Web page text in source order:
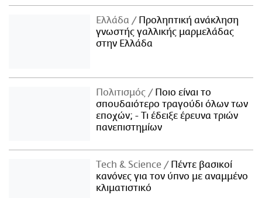
Ελλάδα
Προληπτική ανάκληση
γνωστής γαλλικής μαρμελάδας
στην Ελλάδα
Πολιτισμός
Ποιο είναι το
σπουδαιότερο τραγούδι όλων των
εποχών; - Τι έδειξε έρευνα τριών
πανεπιστημίων
Τech & Science
Πέντε βασικοί
κανόνες για τον ύπνο με αναμμένο
κλιματιστικό